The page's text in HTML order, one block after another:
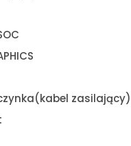
zasilający)